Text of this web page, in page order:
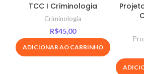
TCC I Criminologia
Criminologia
R$45,00
ADICIONAR AO CARRINHO